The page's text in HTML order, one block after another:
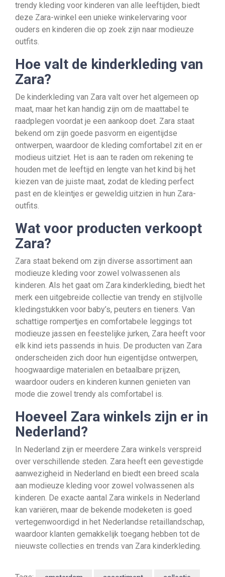
trendy kleding voor kinderen van alle leeftijden, biedt
deze Zara-winkel een unieke winkelervaring voor
ouders en kinderen die op zoek zijn naar modieuze
outfits.
Hoe valt de kinderkleding van
Zara?
De kinderkleding van Zara valt over het algemeen op
maat, maar het kan handig zijn om de maattabel te
raadplegen voordat je een aankoop doet. Zara staat
bekend om zijn goede pasvorm en eigentijdse
ontwerpen, waardoor de kleding comfortabel zit en er
modieus uitziet. Het is aan te raden om rekening te
houden met de leeftijd en lengte van het kind bij het
kiezen van de juiste maat, zodat de kleding perfect
past en de kleintjes er geweldig uitzien in hun Zara-
outfits.
Wat voor producten verkoopt
Zara?
Zara staat bekend om zijn diverse assortiment aan
modieuze kleding voor zowel volwassenen als
kinderen. Als het gaat om Zara kinderkleding, biedt het
merk een uitgebreide collectie van trendy en stijlvolle
kledingstukken voor baby’s, peuters en tieners. Van
schattige rompertjes en comfortabele leggings tot
modieuze jassen en feestelijke jurken, Zara heeft voor
elk kind iets passends in huis. De producten van Zara
onderscheiden zich door hun eigentijdse ontwerpen,
hoogwaardige materialen en betaalbare prijzen,
waardoor ouders en kinderen kunnen genieten van
mode die zowel trendy als comfortabel is.
Hoeveel Zara winkels zijn er in
Nederland?
In Nederland zijn er meerdere Zara winkels verspreid
over verschillende steden. Zara heeft een gevestigde
aanwezigheid in Nederland en biedt een breed scala
aan modieuze kleding voor zowel volwassenen als
kinderen. De exacte aantal Zara winkels in Nederland
kan variëren, maar de bekende modeketen is goed
vertegenwoordigd in het Nederlandse retaillandschap,
waardoor klanten gemakkelijk toegang hebben tot de
nieuwste collecties en trends van Zara kinderkleding.